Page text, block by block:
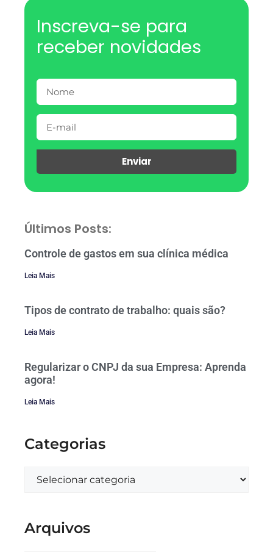
Inscreva-se para
receber novidades
Enviar
Últimos Posts:
Controle de gastos em sua clínica médica
Leia Mais
Tipos de contrato de trabalho: quais são?
Leia Mais
Regularizar o CNPJ da sua Empresa: Aprenda
agora!
Leia Mais
Categorias
Arquivos